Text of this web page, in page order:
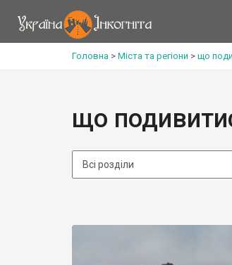
Головна > Міста та регіони > що
що